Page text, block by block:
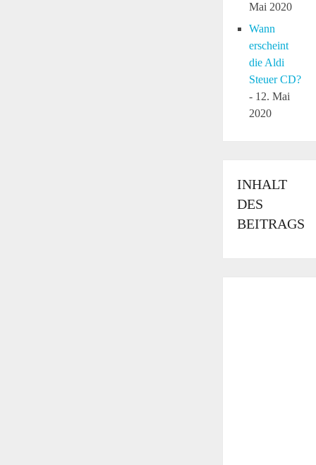
Mai 2020
Wann
erscheint
die Aldi
Steuer CD?
- 12. Mai
2020
INHALT
DES
BEITRAGS